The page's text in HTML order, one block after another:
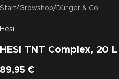
Start/Growshop/ Dünger & Co.
Hesi
HESI TNT Complex, 20
89,95 €